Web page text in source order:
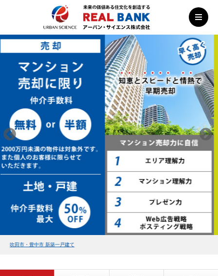
吹田市・豊中市 新築一戸建て